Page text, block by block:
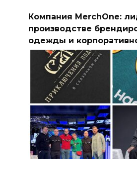
Компания MerchOne:
производстве
одежды и